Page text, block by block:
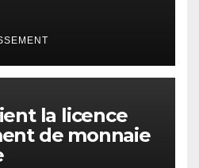
la licence
de monnaie